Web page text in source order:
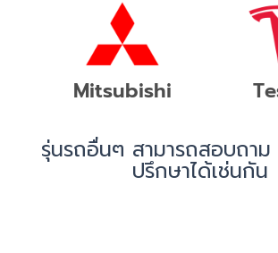
Mitsubishi
รุ่นรถอื่นๆ สามารถสอบถา
ปรึกษาได้เช่นกัน